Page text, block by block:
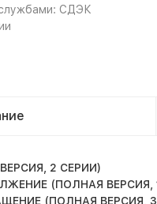
СДЭК
2 СЕРИИ)
(ПОЛНАЯ ВЕРСИЯ,
(ПОЛНАЯ ВЕРСИЯ,